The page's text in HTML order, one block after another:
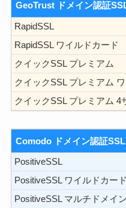
GeoTrust ドメイン認証
RapidSSL
RapidSSL ワイルドカード
クイックSSL プレミアム
クイックSSL プレミアム
クイックSSL プレミアム 4
Comodo ドメイン認証SSL
PositiveSSL
PositiveSSL ワイルドカード
PositiveSSL マルチドメイン